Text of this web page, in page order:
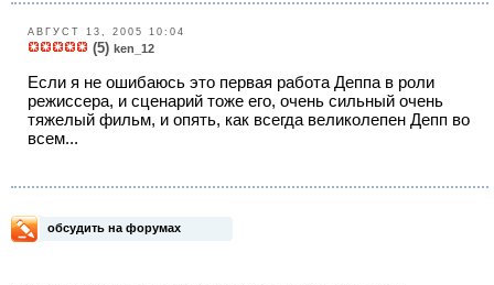
АВГУСТ 13, 2005 10:04
(5) ken_12
Если я не ошибаюсь это первая работа Деппа в роли
режиссера, и сценарий тоже его, очень сильный очень
тяжелый фильм, и опять, как всегда великолепен Депп во
всем...
обсудить на форумах